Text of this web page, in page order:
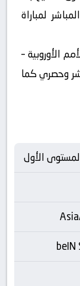
لمباراة
الأوروبية –
وحصري كما
الأول
beIN